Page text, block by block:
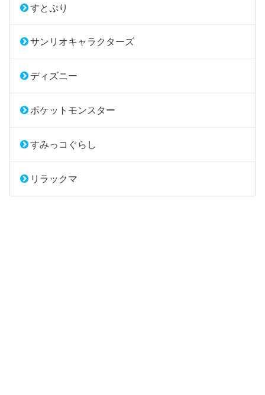
すとぷり
サンリオキャラクターズ
ディズニー
ポケットモンスター
すみっコぐらし
リラックマ